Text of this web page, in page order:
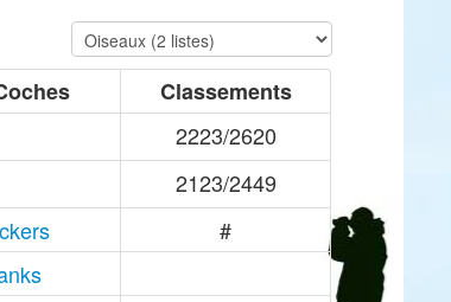
Classements
2223/2620
2123/2449
#